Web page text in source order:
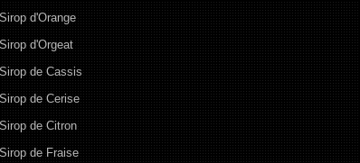
Sirop d'Orange
Sirop d'Orgeat
Sirop de Cassis
Sirop de Cerise
Sirop de Citron
Sirop de Fraise